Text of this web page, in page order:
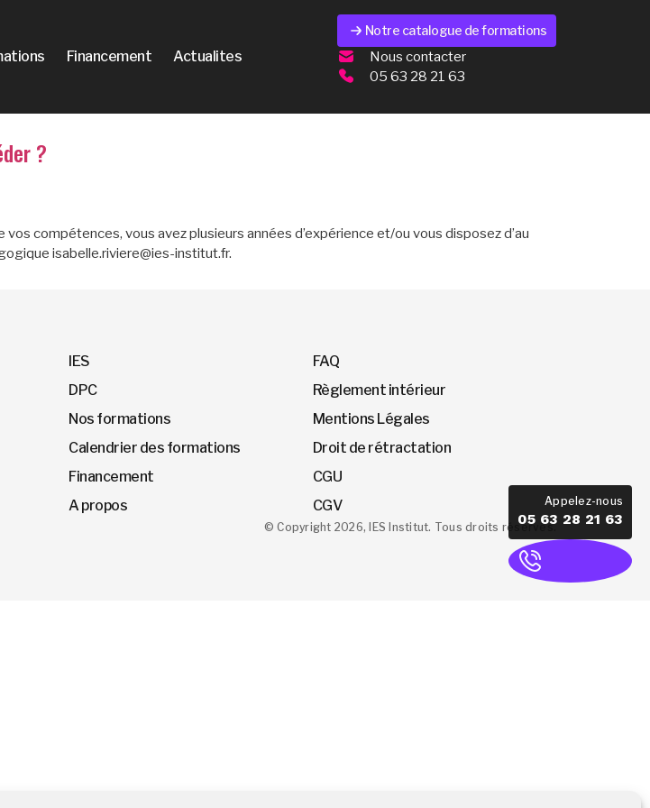
Financement Actualites
Notre catalogue de formations
Nous contacter
05 63 28 21 63
?
compétences, vous avez plusieurs années d’expérience et/ou vous disposez d’au
isabelle.riviere@ies-institut.fr.
IES
DPC
Nos formations
Calendrier des formations
Financement
A propos
FAQ
Règlement intérieur
Mentions Légales
Droit de rétractation
CGU
CGV
© Copyright 2026, IES Institut. Tous droits réservés.
Appelez-nous
05 63 28 21 63